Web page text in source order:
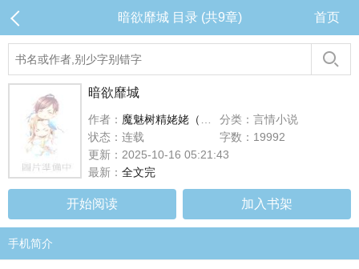
暗欲靡城 目录 (共9章) 首页
暗欲靡城
作者： 魔魅树精姥姥（缘更）
分类：言情小说
状态：连载
字数：19992
更新：2025-10-16 05:21:43
最新： 全文完
开始阅读 加入书架
手机简介